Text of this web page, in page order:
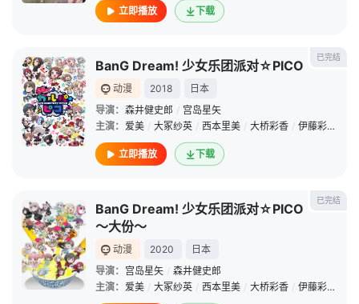
立即播放 下载
已完结
BanG Dream! 少女乐团派对☆PICO
动漫 2018
日本
导演： 森井健史郎 / 宫岛星矢
主演： 爱美 / 大冢纱英 / 西本里美 / 大桥彩香 / 伊藤彩沙
立即播放 下载
已完结
BanG Dream! 少女乐团派对☆PICO
～大份～
动漫 2020
日本
导演： 宫岛星矢 / 森井健史郎
主演： 爱美 / 大冢纱英 / 西本里美 / 大桥彩香 / 伊藤彩沙